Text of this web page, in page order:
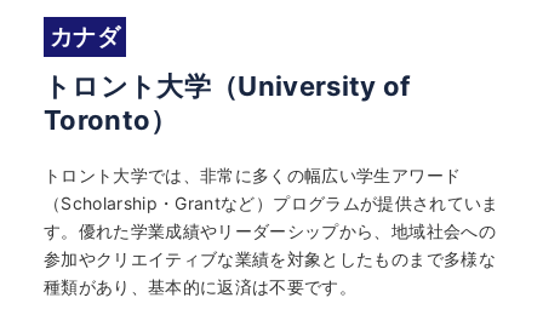
カナダ
トロント大学（University of
Toronto）
トロント大学では、非常に多くの幅広い学生アワード
（Scholarship・Grantなど）プログラムが提供されていま
す。優れた学業成績やリーダーシップから、地域社会への
参加やクリエイティブな業績を対象としたものまで多様な
種類があり、基本的に返済は不要です。